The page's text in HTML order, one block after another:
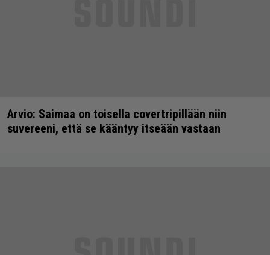
Arvio: Saimaa on toisella covertripillään niin
suvereeni, että se kääntyy itseään vastaan